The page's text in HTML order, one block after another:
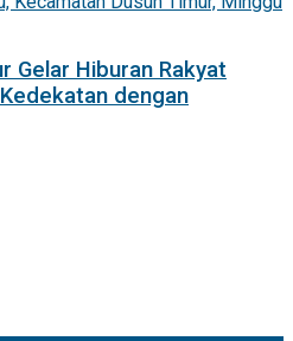
Gelar Hiburan Rakyat
dengan